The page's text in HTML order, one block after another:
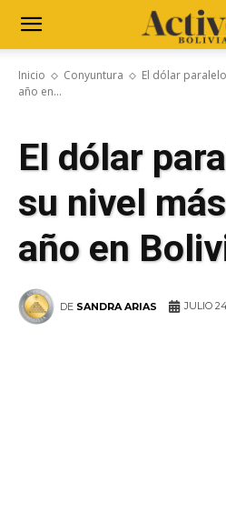
Inicio Conyuntura
El dólar
año en...
El dólar
su nivel
año en
DE SANDRA ARIAS JULIO